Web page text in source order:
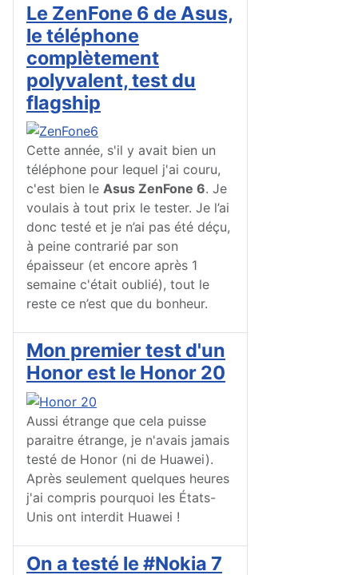
Le ZenFone 6 de Asus,
le téléphone
complètement
polyvalent, test du
flagship
Cette année, s'il y avait bien un
téléphone pour lequel j'ai couru,
c'est bien le Asus ZenFone 6. Je
voulais à tout prix le tester. Je l’ai
donc testé et je n’ai pas été déçu,
à peine contrarié par son
épaisseur (et encore après 1
semaine c'était oublié), tout le
reste ce n’est que du bonheur.
Mon premier test d'un
Honor est le Honor 20
Aussi étrange que cela puisse
paraitre étrange, je n'avais jamais
testé de Honor (ni de Huawei).
Après seulement quelques heures
j'ai compris pourquoi les États-
Unis ont interdit Huawei !
On a testé le #Nokia 7